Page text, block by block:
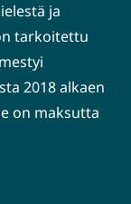
ja
tarkoitettu
2018 alkaen
on maksutta